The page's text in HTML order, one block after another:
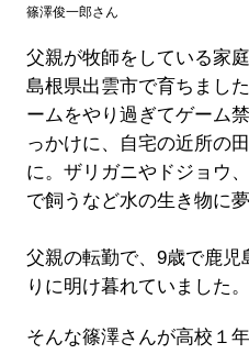
篠澤俊一郎さん
父親が牧師をしている家
島根県出雲市で育ちまし
ームをやり過ぎてゲーム
っかけに、自宅の近所の
に。ザリガニやドジョウ
で飼うなど水の生き物に
父親の転勤で、9歳で鹿
りに明け暮れていました。
そんな篠澤さんが高校１